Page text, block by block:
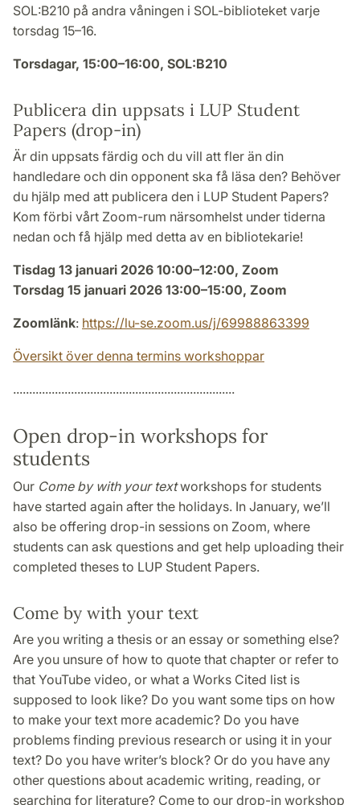
SOL:B210 på andra våningen i SOL-biblioteket varje
torsdag 15–16.
Torsdagar, 15:00–16:00, SOL:B210
Publicera din uppsats i LUP Student
Papers (drop-in)
Är din uppsats färdig och du vill att fler än din
handledare och din opponent ska få läsa den? Behöver
du hjälp med att publicera den i LUP Student Papers?
Kom förbi vårt Zoom-rum närsomhelst under tiderna
nedan och få hjälp med detta av en bibliotekarie!
Tisdag 13 januari 2026 10:00–12:00, Zoom
Torsdag 15 januari 2026 13:00–15:00, Zoom
Zoomlänk: https://lu-se.zoom.us/j/69988863399
Översikt över denna termins workshoppar
.....................................................................
Open drop-in workshops for
students
Our Come by with your textworkshops for students
have started again after the holidays. In January, we’ll
also be offering drop-in sessions on Zoom, where
students can ask questions and get help uploading their
completed theses to LUP Student Papers.
Come by with your text
Are you writing a thesis or an essay or something else?
Are you unsure of how to quote that chapter or refer to
that YouTube video, or what a Works Cited list is
supposed to look like? Do you want some tips on how
to make your text more academic? Do you have
problems finding previous research or using it in your
text? Do you have writer’s block? Or do you have any
other questions about academic writing, reading, or
searching for literature? Come to our drop-in workshop